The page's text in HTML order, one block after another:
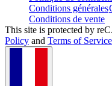
Conditions générales
Conditions de vente
This site is protected by
Policy and Terms of Service